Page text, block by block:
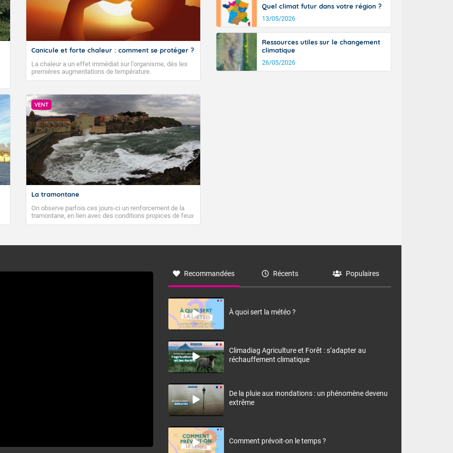
Canicule et forte chaleur : comment se protéger ?
La chaleur a un effet immédiat sur l’organisme, dès les
premières augmentations de température.
VENT
La tramontane
On observe parfois ces jours-ci un renforcement de la
tramontane, en lien avec des conditions propices de feux
de forêt. Mais qu'est-ce que la tramontane ? Quelles sont
à nord-ouest, dans un secteur qui part du Roussillon à la
monts, en allusion aux régions montagneuses d’où
Quel climat futur dans votre région ?
13/05/2026
Ressources utiles sur le changement
climatique
26/05/2026
Recommandées Récents Populaires
À quoi sert la météo ?
Climadiag Agriculture et Forêt : s’adapter au
réchauffement climatique
De la pluie aux inondations : un phénomène devenu
extrême
Comment prévoit-on le temps ?